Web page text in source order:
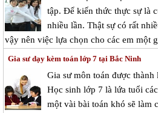
tập. Để kiến thức thực sự là
nhiều lần. Thật sự có rất
vậy nên việc lựa chọn cho các em một
Gia sư dạy kèm toán lớp 7 tại Bắc Ninh
Gia sư môn toán được
Học sinh lớp 7 là lứa tuổi
một vài bài toán khó sẽ làm